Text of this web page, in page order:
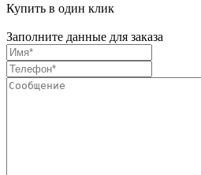
Купить в один клик
Заполните данные для заказа